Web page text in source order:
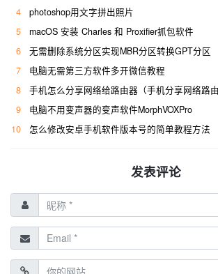
4
photoshop用文字拼出照片
5
macOS 安装 Charles 和 Proxifier抓包软件
6
无需删除系统分区实现MBR分区转换GPT分区
7
电脑无需第三方软件多开微信教程
8
手机怎么分享网络给路由器（手机分享网络路由
9
电脑不用变声器的变声软件MorphVOXPro
10
怎么修改安卓手机软件版本号的简单教程方法
发表评论